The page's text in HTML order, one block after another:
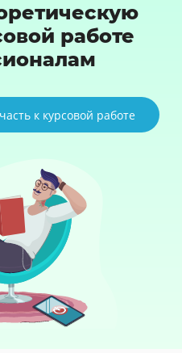
работе
к курсовой работе